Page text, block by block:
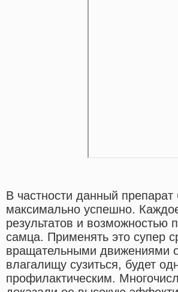
В частности данный
максимально успешно.
результатов и возможностью
самца. Применять это супер
вращательными движениями
влагалищу сузиться, будет
профилактическим.